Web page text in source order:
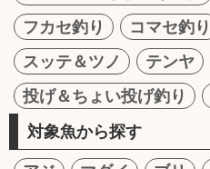
フカセ釣り
コマセ釣り
スッテ＆ツノ
テンヤ
投げ＆ちょい投げ釣り
対象魚から探す